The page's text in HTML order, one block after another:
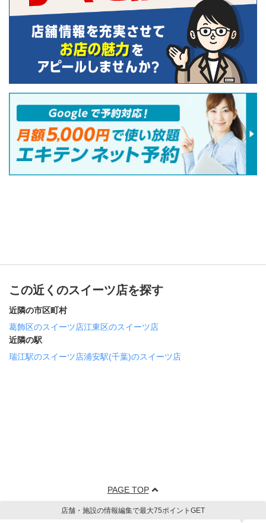
この近くのスイーツ店を探す
近隣の市区町村
葛飾区のスイーツ店江東区のスイーツ店
近隣の駅
瑞江駅のスイーツ店浦安駅(千葉)のスイーツ店
PAGE TOP
店舗・施設の情報編集で最大75ポイントGET